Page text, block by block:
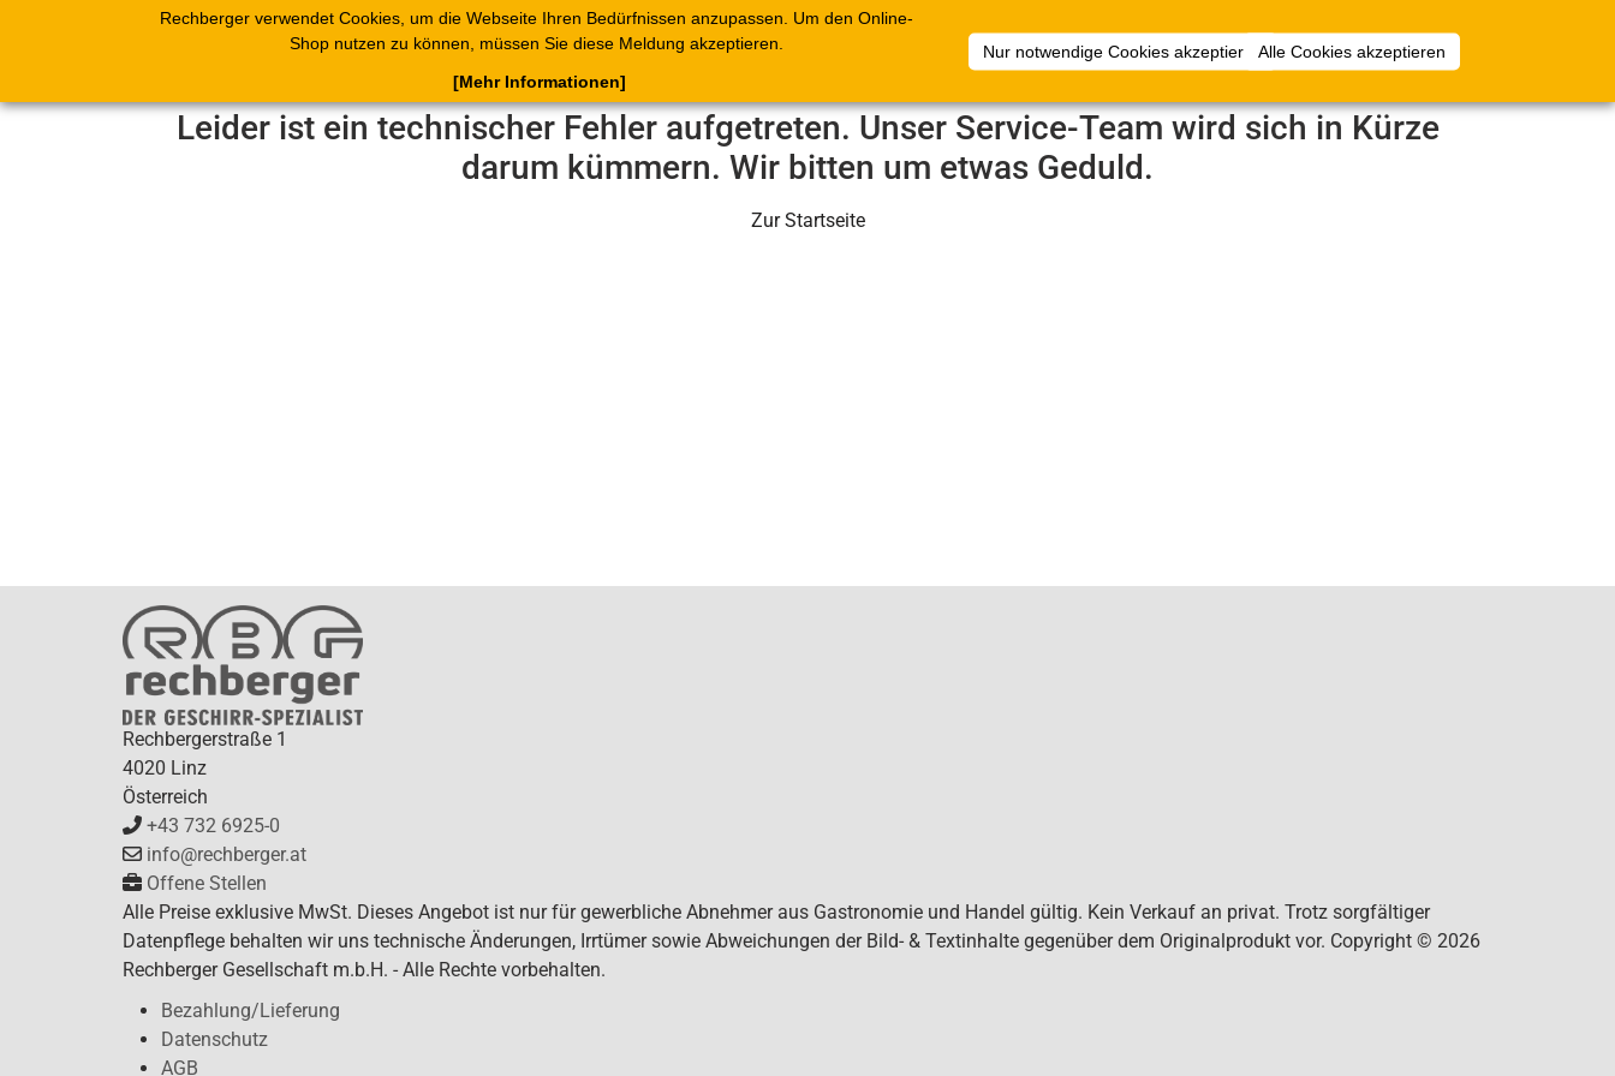
Rechberger verwendet Cookies, um die Webseite Ihren Bedürfnissen anzupassen. Um den Online-
Shop nutzen zu können, müssen Sie diese Meldung akzeptieren.
Nur notwendige Cookies akzeptierenAlle Cookies akzeptieren
[Mehr Informationen]
Shop Blätterkataloge Warenkorb Belege Artikelsammlungen Anmelden
Leider ist ein technischer Fehler aufgetreten. Unser Service-Team wird sich in Kürze
darum kümmern. Wir bitten um etwas Geduld.
Zur Startseite
Rechbergerstraße 1
4020 Linz
Österreich
+43 732 6925-0
info@rechberger.at
Offene Stellen
Alle Preise exklusive MwSt. Dieses Angebot ist nur für gewerbliche Abnehmer aus Gastronomie und Handel gültig. Kein Verkauf an privat. Trotz sorgfältiger
Datenpflege behalten wir uns technische Änderungen, Irrtümer sowie Abweichungen der Bild- & Textinhalte gegenüber dem Originalprodukt vor. Copyright © 2026
Rechberger Gesellschaft m.b.H. - Alle Rechte vorbehalten.
Bezahlung/Lieferung
Datenschutz
AGB